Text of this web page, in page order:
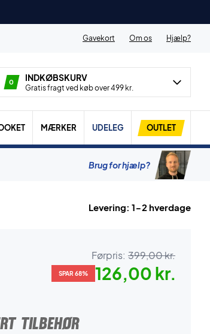
Gavekort Om os Hjælp?
0 INDKØBSKURV
Gratis fragt ved køb over 499 kr.
MÆRKER UDELEG OUTLET
Brug for hjælp?
Levering: 1-2 hverdage
Førpris: 399,00 kr.
SPAR 68% 126,00 kr.
TILBEHØR